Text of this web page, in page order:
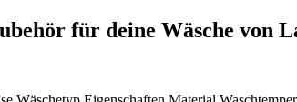
für deine Wäsche von